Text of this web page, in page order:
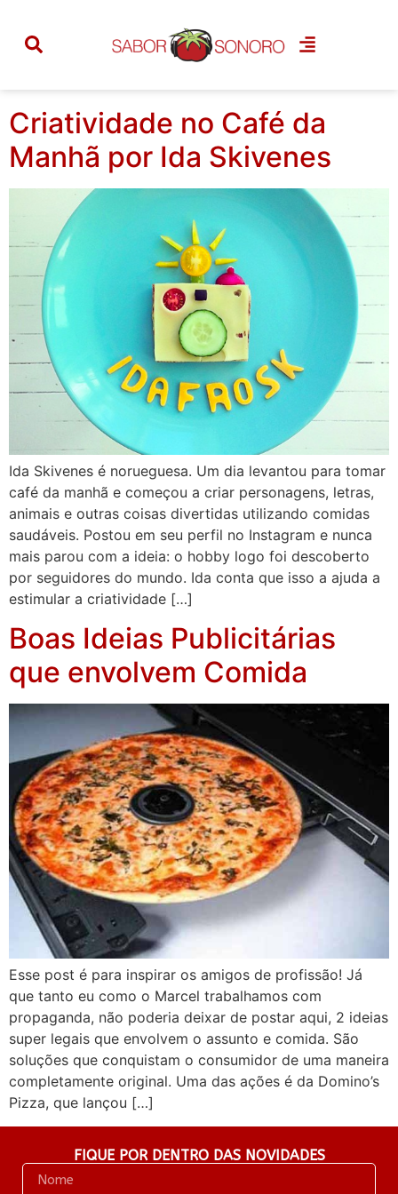
Categoria:boas
Criatividade no Café da
Manhã por Ida Skivenes
Ida Skivenes é norueguesa. Um dia levantou para tomar
café da manhã e começou a criar personagens, letras,
animais e outras coisas divertidas utilizando comidas
saudáveis. Postou em seu perfil no Instagram e nunca
mais parou com a ideia: o hobby logo foi descoberto
por seguidores do mundo. Ida conta que isso a ajuda a
estimular a criatividade […]
Boas Ideias Publicitárias
que envolvem Comida
Esse post é para inspirar os amigos de profissão! Já
que tanto eu como o Marcel trabalhamos com
propaganda, não poderia deixar de postar aqui, 2 ideias
super legais que envolvem o assunto e comida. São
soluções que conquistam o consumidor de uma maneira
completamente original. Uma das ações é da Domino’s
Pizza, que lançou […]
FIQUE POR DENTRO DAS NOVIDADES